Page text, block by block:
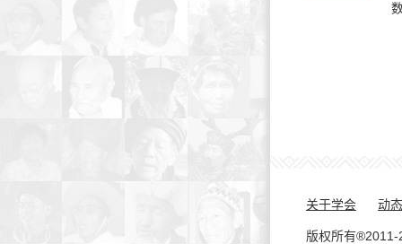
关于学会 动态
版权所有®2011-